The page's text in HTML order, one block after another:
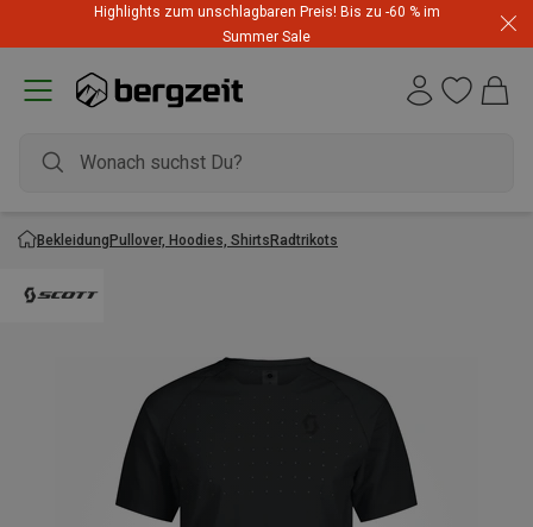
Highlights zum unschlagbaren Preis! Bis zu -60 % im
Summer Sale
BekleidungPullover, Hoodies, ShirtsRadtrikots